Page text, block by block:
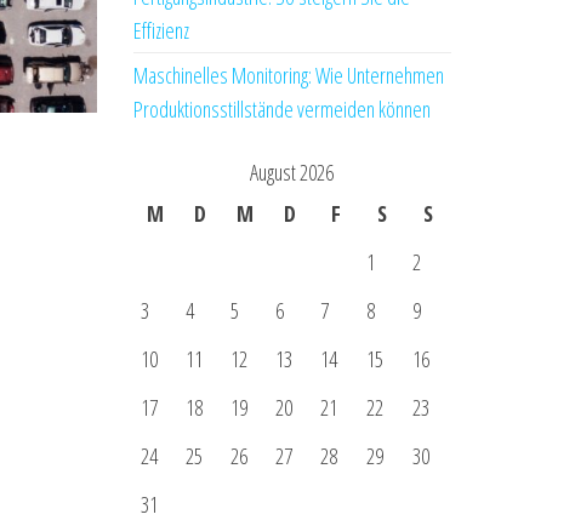
Effizienz
Maschinelles Monitoring: Wie Unternehmen
Produktionsstillstände vermeiden können
August 2026
M
D M D F S
S
1
2
3
4 5 6 7 8
9
10
11 12 13 14 15
16
17
18 19 20 21 22
23
24
25 26 27 28 29
30
31